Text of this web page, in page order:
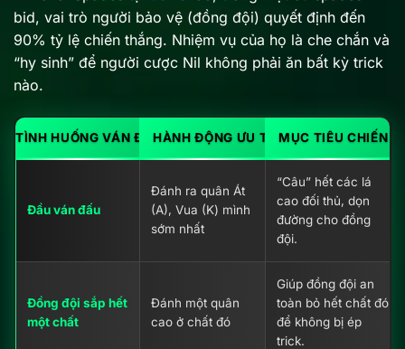
bid, vai trò người bảo vệ (đồng đội) quyết định đến
90% tỷ lệ chiến thắng. Nhiệm vụ của họ là che chắn và
“hy sinh” để người cược Nil không phải ăn bất kỳ trick
nào.
TÌNH HUỐNG VÁN ĐẤUHÀNH ĐỘNG ƯU TIÊN NGƯỜI BẢO VỆ
MỤC TIÊU CHIẾN
Đầu ván đấu
Đánh ra quân Át
(A), Vua (K) mình
sớm nhất
“Câu” hết các lá
cao đối thủ, dọn
đường cho đồng
đội.
Đồng đội sắp hết
một chất
Đánh một quân
cao ở chất đó
Giúp đồng đội an
toàn bỏ hết chất đó
để không bị ép
trick.